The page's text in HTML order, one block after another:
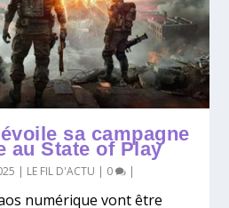
sa campagne
au State of Play
| LE FIL D'ACTU | 0 |
numérique vont être